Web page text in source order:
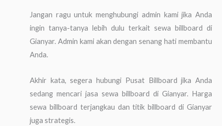
Jangan ragu untuk menghubungi admin kami jika Anda
ingin tanya-tanya lebih dulu terkait sewa billboard di
Gianyar. Admin kami akan dengan senang hati membantu
Anda.
Akhir kata, segera hubungi Pusat Billboard jika Anda
sedang mencari jasa sewa billboard di Gianyar. Harga
sewa billboard terjangkau dan titik billboard di Gianyar
juga strategis.